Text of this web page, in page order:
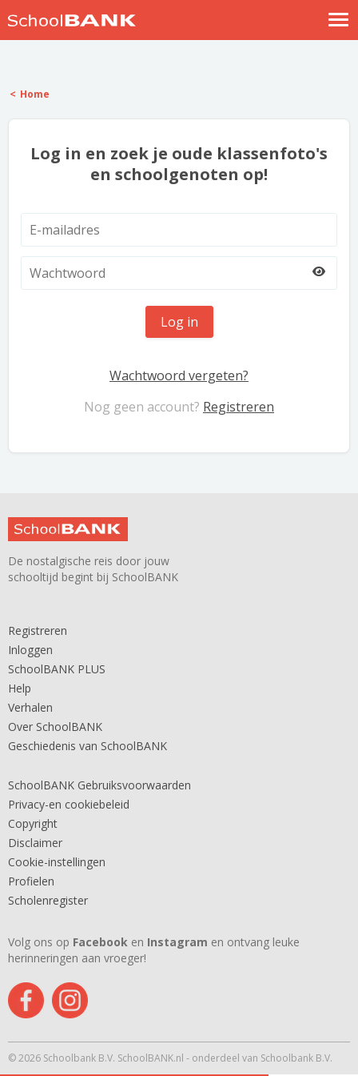
Help
Home
Log in en zoek je oude klassenfoto's
en schoolgenoten op!
Log in
Wachtwoord vergeten?
Nog geen account? Registreren
De nostalgische reis door jouw
schooltijd begint bij SchoolBANK
Registreren
Inloggen
SchoolBANK PLUS
Help
Verhalen
Over SchoolBANK
Geschiedenis van SchoolBANK
SchoolBANK Gebruiksvoorwaarden
Privacy-en cookiebeleid
Copyright
Disclaimer
Cookie-instellingen
Profielen
Scholenregister
Volg ons op Facebook en Instagram en ontvang leuke
herinneringen aan vroeger!
© 2026 Schoolbank B.V. SchoolBANK.nl - onderdeel van Schoolbank B.V.